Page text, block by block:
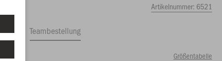
Artikelnummer: 6521
Teambestellung
Größentabelle